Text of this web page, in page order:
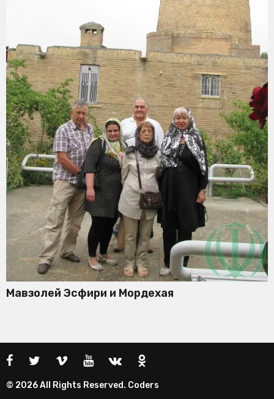
Мавзолей Эсфири и Мордехая
© 2026 All Rights Reserved. Coders